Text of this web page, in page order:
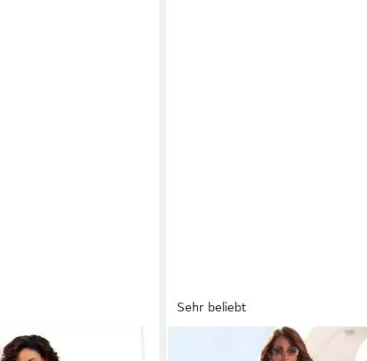
Sehr beliebt